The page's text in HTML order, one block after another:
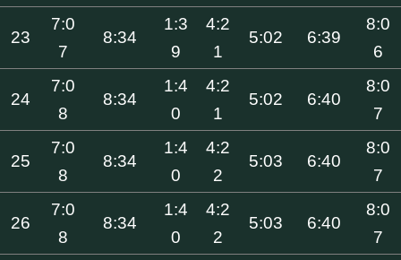
23
7:0
7
8:34
1:3
9
4:2
1
5:02 6:39
8:0
6
24
7:0
8
8:34
1:4
0
4:2
1
5:02 6:40
8:0
7
25
7:0
8
8:34
1:4
0
4:2
2
5:03 6:40
8:0
7
26
7:0
8
8:34
1:4
0
4:2
2
5:03 6:40
8:0
7